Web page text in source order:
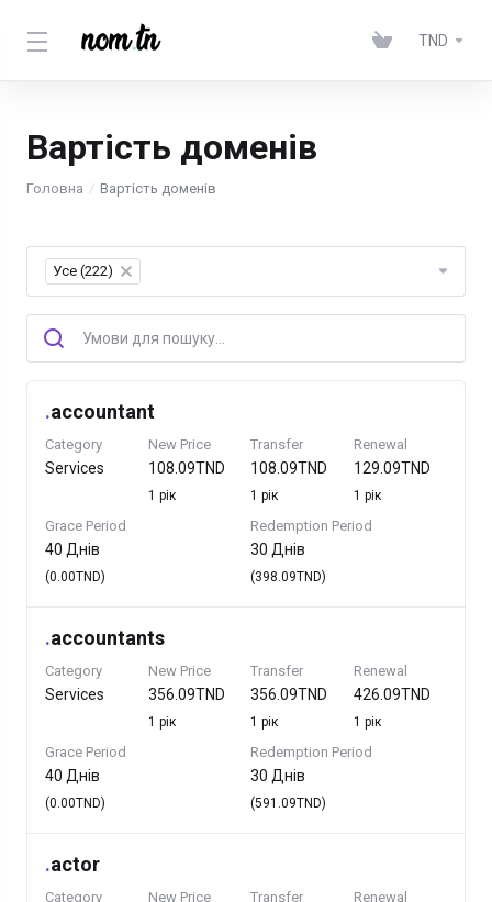
TND
Вартість доменів
Головна Вартість доменів
Усе (222) ×
.accountant
Category
Services
New Price
108.09TND
1 рік
Transfer
108.09TND
1 рік
Renewal
129.09TND
1 рік
Grace Period
40 Днів
(0.00TND)
Redemption Period
30 Днів
(398.09TND)
.accountants
Category
Services
New Price
356.09TND
1 рік
Transfer
356.09TND
1 рік
Renewal
426.09TND
1 рік
Grace Period
40 Днів
(0.00TND)
Redemption Period
30 Днів
(591.09TND)
.actor
Category New Price Transfer Renewal